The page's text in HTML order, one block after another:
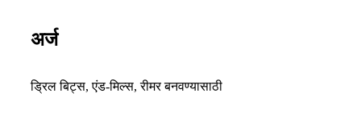
अर्ज
ड्रिल बिट्स, एंड-मिल्स, रीमर बनवण्यासाठी